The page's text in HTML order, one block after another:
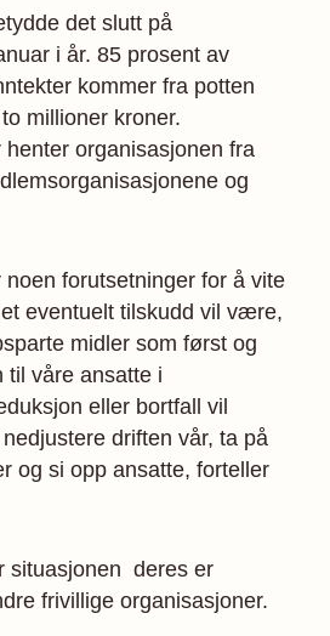
det slutt på
i år. 85 prosent av
kommer fra potten
millioner kroner.
organisasjonen fra
og
forutsetninger for å vite
eventuelt tilskudd vil være,
midler som først og
til våre ansatte i
eller bortfall vil
driften vår, ta på
og si opp ansatte, forteller
situasjonen deres er
frivillige organisasjoner.